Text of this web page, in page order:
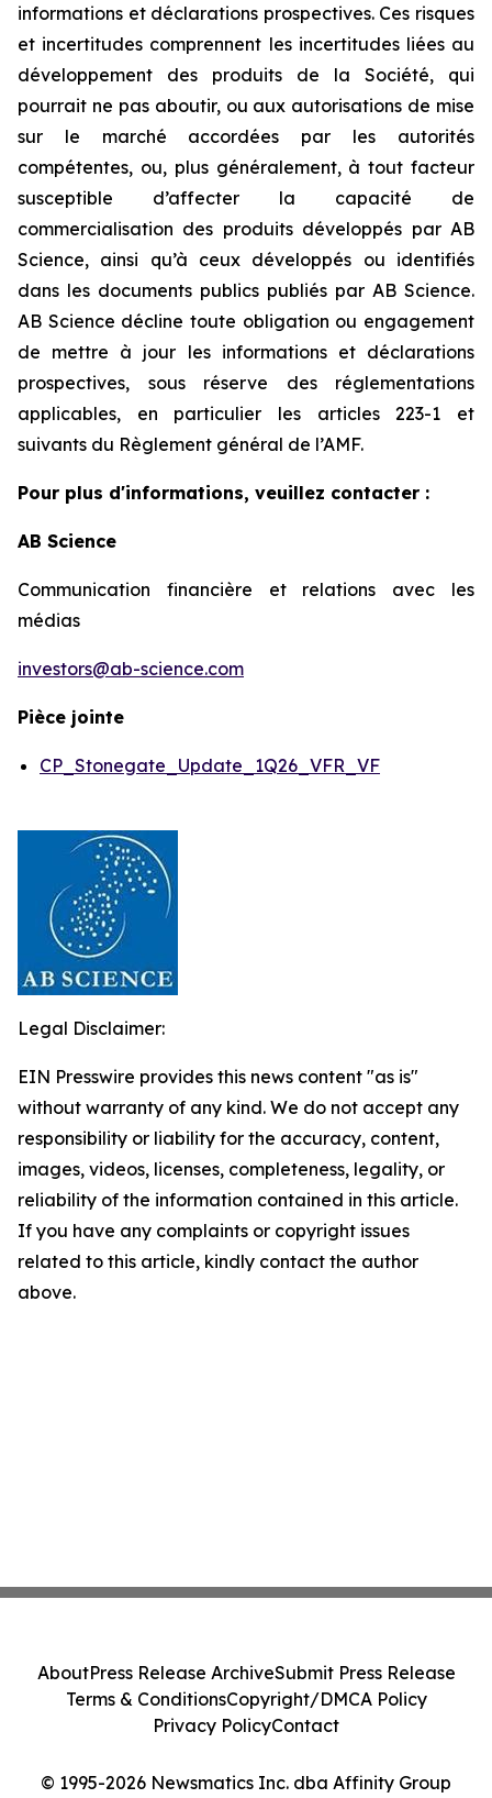
informations et déclarations prospectives. Ces risques
et incertitudes comprennent les incertitudes liées au
développement des produits de la Société, qui
pourrait ne pas aboutir, ou aux autorisations de mise
sur le marché accordées par les autorités
compétentes, ou, plus généralement, à tout facteur
susceptible d’affecter la capacité de
commercialisation des produits développés par AB
Science, ainsi qu’à ceux développés ou identifiés
dans les documents publics publiés par AB Science.
AB Science décline toute obligation ou engagement
de mettre à jour les informations et déclarations
prospectives, sous réserve des réglementations
applicables, en particulier les articles 223-1 et
suivants du Règlement général de l’AMF.
Pour plus d'informations, veuillez contacter :
AB Science
Communication financière et relations avec les
médias
investors@ab-science.com
Pièce jointe
CP_Stonegate_Update_1Q26_VFR_VF
Legal Disclaimer:
EIN Presswire provides this news content "as is"
without warranty of any kind. We do not accept any
responsibility or liability for the accuracy, content,
images, videos, licenses, completeness, legality, or
reliability of the information contained in this article.
If you have any complaints or copyright issues
related to this article, kindly contact the author
above.
© 1995-2026 Newsmatics Inc. dba Affinity Group
AboutPress Release ArchiveSubmit Press Release
Terms & ConditionsCopyright/DMCA Policy
Privacy PolicyContact